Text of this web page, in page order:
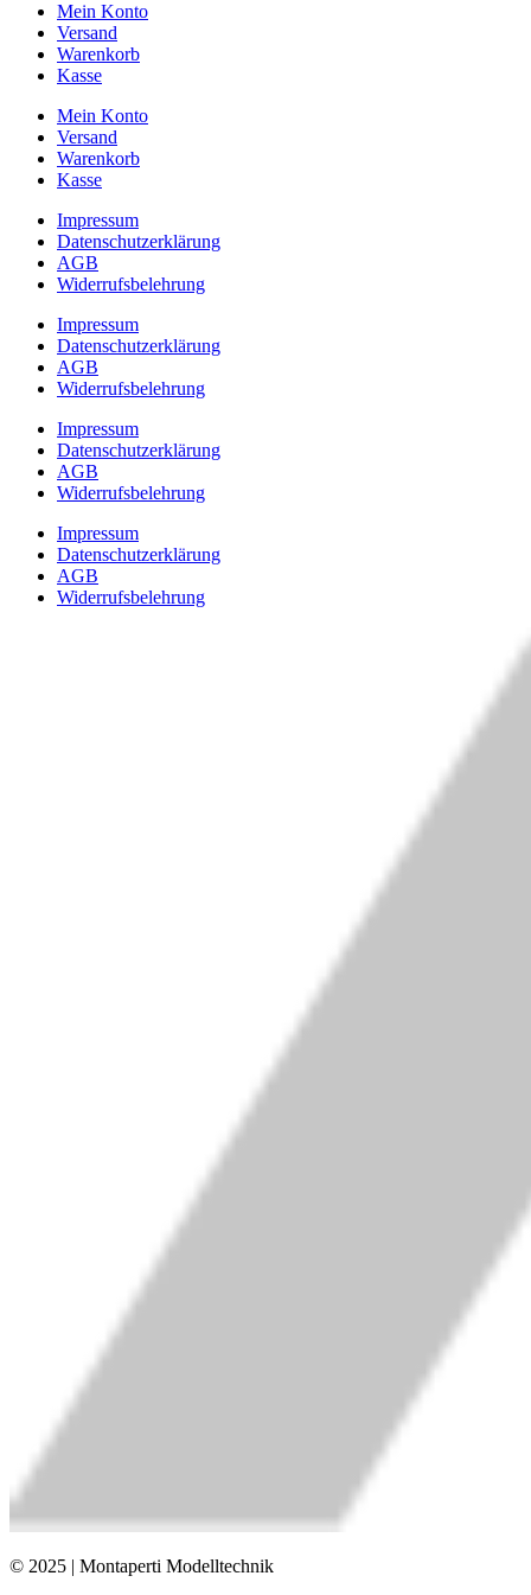
Mein Konto
Versand
Warenkorb
Kasse
Mein Konto
Versand
Warenkorb
Kasse
Impressum
Datenschutzerklärung
AGB
Widerrufsbelehrung
Impressum
Datenschutzerklärung
AGB
Widerrufsbelehrung
Impressum
Datenschutzerklärung
AGB
Widerrufsbelehrung
Impressum
Datenschutzerklärung
AGB
Widerrufsbelehrung
© 2025 | Montaperti Modelltechnik